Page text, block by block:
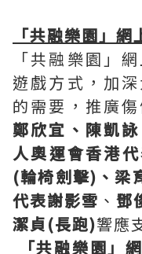
「共融樂園」
「共融樂園」
遊戲方式，加
的需要，推廣
鄭欣宜、陳凱
人奧運會香港
(輪椅劍擊)、梁
代表謝影雪 、鄧
潔貞(長跑)響應
「共融樂園」